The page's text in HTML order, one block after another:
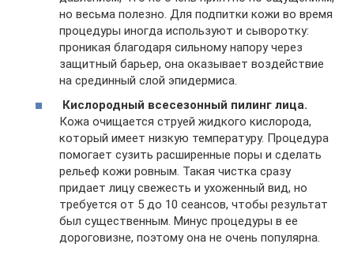
но весьма полезно. Для подпитки кожи во время
процедуры иногда используют и сыворотку:
проникая благодаря сильному напору через
защитный барьер, она оказывает воздействие
на срединный слой эпидермиса.
Кислородный всесезонный пилинг лица.
Кожа очищается струей жидкого кислорода,
который имеет низкую температуру. Процедура
помогает сузить расширенные поры и сделать
рельеф кожи ровным. Такая чистка сразу
придает лицу свежесть и ухоженный вид, но
требуется от 5 до 10 сеансов, чтобы результат
был существенным. Минус процедуры в ее
дороговизне, поэтому она не очень популярна.